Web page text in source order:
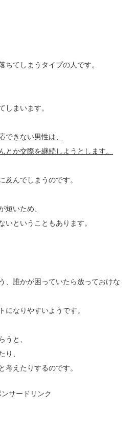
ちてしまうタイプの人です。
しまいます。
できない男性は、
とか交際を継続しようとします。
及んでしまうのです。
短いため、
いということもあります。
、誰かが困っていたら放っておけな
になりやすいようです。
うと、
り、
考えたりするのです。
ンサードリンク